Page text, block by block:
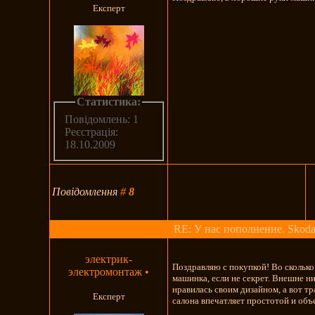
Експерт
Статистика:
Повідомлень: 1
Реєстрація:
18.10.2009
Повідомлення#8
RE: У нас пополнение.
электрик-
электромонтаж •
Експерт
Поздравляю с покупкой! Во
машинка, если не секрет. Внешне
нравилась своим дизайном, а вот
салона впечатляет простотой и